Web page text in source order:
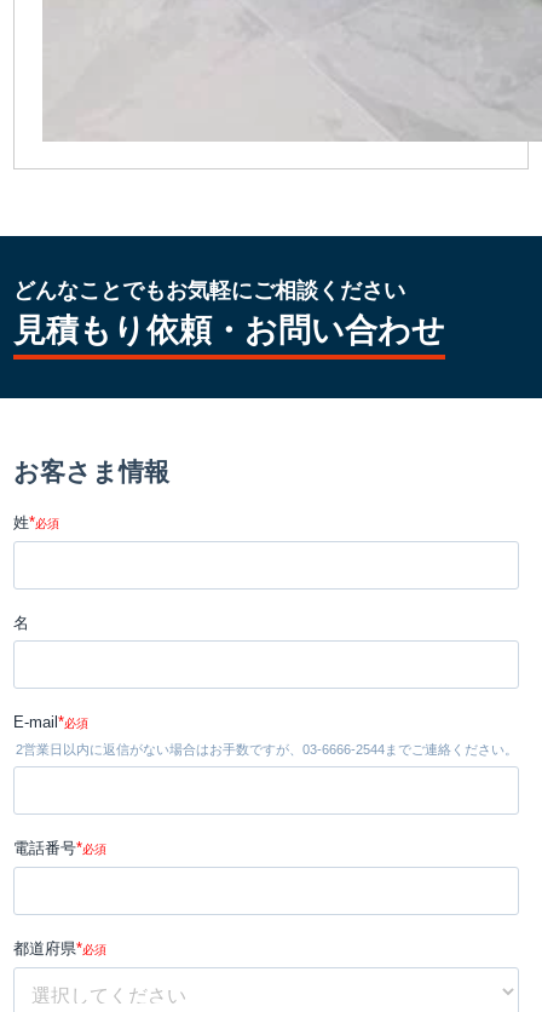
どんなことでもお気軽にご相談ください
見積もり依頼・お問い合わせ